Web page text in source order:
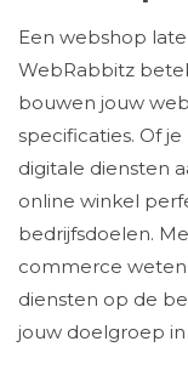
Een webshop
WebRabbitz
bouwen jouw
specificaties. Of
digitale diensten
online winkel
bedrijfsdoelen.
commerce
diensten op de
jouw doelgroep